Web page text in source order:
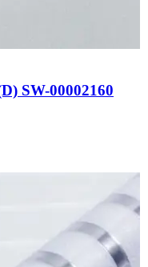
SW-00002160